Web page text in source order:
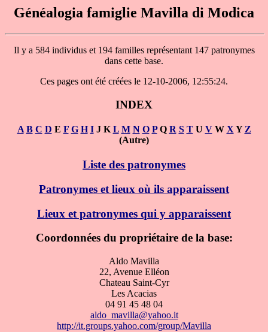
Généalogia famiglie Mavilla di Modica
Il y a 584 individus et 194 familles représentant 147 patronymes
dans cette base.
Ces pages ont été créées le 12-10-2006, 12:55:24.
INDEX
A B C D E F G H IJ K L M N O PQ R S TU VW X Y Z
(Autre)
Liste des patronymes
Patronymes et lieux où ils apparaissent
Lieux et patronymes qui y apparaissent
Coordonnées du propriétaire de la base:
Aldo Mavilla
22, Avenue Elléon
Chateau Saint-Cyr
Les Acacias
04 91 45 48 04
aldo_mavilla@yahoo.it
http://it.groups.yahoo.com/group/Mavilla